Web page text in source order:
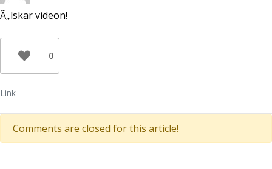
Ã„lskar videon!
0
Link
Comments are closed for this article!